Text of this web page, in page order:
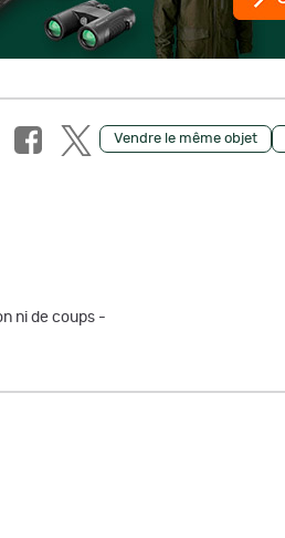
Vendre le même objet
ni de coups -